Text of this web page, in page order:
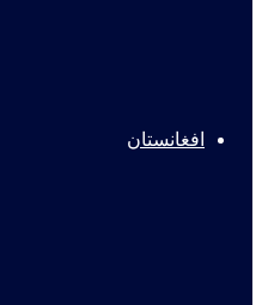
افغانستان